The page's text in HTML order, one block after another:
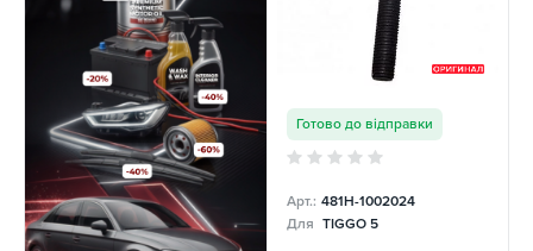
Готово до відправки
Арт.: 481H-1002024
Для TIGGO 5